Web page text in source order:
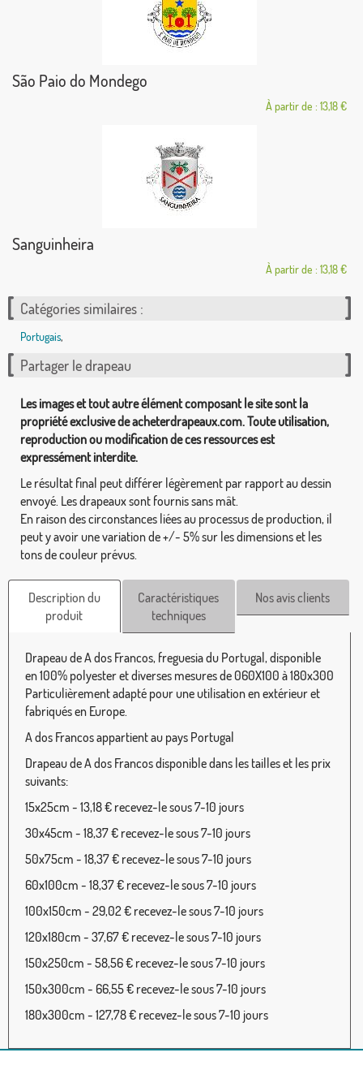
São Paio do Mondego
À partir de : 13,18 €
Sanguinheira
À partir de : 13,18 €
Catégories similaires :
Portugais,
Partager le drapeau
Les images et tout autre élément composant le site sont la
propriété exclusive de acheterdrapeaux.com. Toute utilisation,
reproduction ou modification de ces ressources est
expressément interdite.
Le résultat final peut différer légèrement par rapport au dessin
envoyé. Les drapeaux sont fournis sans mât.
En raison des circonstances liées au processus de production, il
peut y avoir une variation de +/- 5% sur les dimensions et les
tons de couleur prévus.
Description du
produit
Caractéristiques
techniques
Nos avis clients
Drapeau de A dos Francos, freguesia du Portugal, disponible
en 100% polyester et diverses mesures de 060X100 à 180x300
Particulièrement adapté pour une utilisation en extérieur et
fabriqués en Europe.
A dos Francos appartient au pays Portugal
Drapeau de A dos Francos disponible dans les tailles et les prix
suivants:
15x25cm - 13,18 € recevez-le sous 7-10 jours
30x45cm - 18,37 € recevez-le sous 7-10 jours
50x75cm - 18,37 € recevez-le sous 7-10 jours
60x100cm - 18,37 € recevez-le sous 7-10 jours
100x150cm - 29,02 € recevez-le sous 7-10 jours
120x180cm - 37,67 € recevez-le sous 7-10 jours
150x250cm - 58,56 € recevez-le sous 7-10 jours
150x300cm - 66,55 € recevez-le sous 7-10 jours
180x300cm - 127,78 € recevez-le sous 7-10 jours